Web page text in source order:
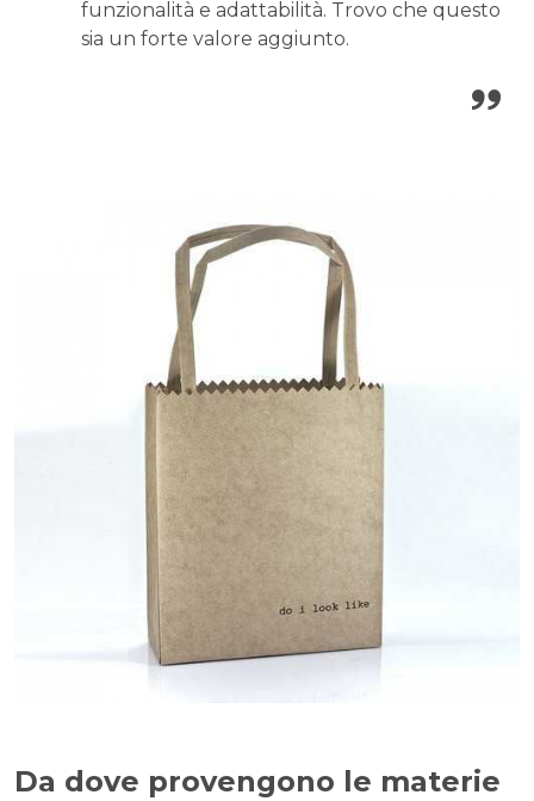
funzionalità e adattabilità. Trovo che questo
sia un forte valore aggiunto.
Da dove provengono le materie